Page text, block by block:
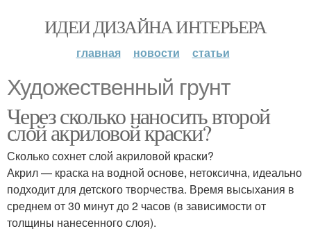
ИДЕИ ДИЗАЙНА ИНТЕРЬЕРА
главная новости статьи
Художественный грунт
Через сколько наносить второй
слой акриловой краски?
Сколько сохнет слой акриловой краски?
Акрил — краска на водной основе, нетоксична, идеально
подходит для детского творчества. Время высыхания в
среднем от 30 минут до 2 часов (в зависимости от
толщины нанесенного слоя).